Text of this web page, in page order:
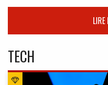
LIRE
TECH